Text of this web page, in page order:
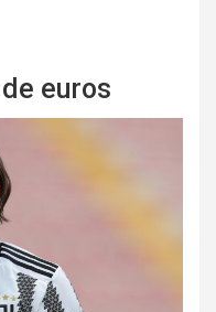
euros